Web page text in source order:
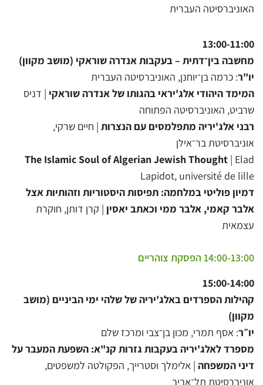
האוניברסיטה העברית
13:00-11:00
מחשבה בין־דתית – בעקבות אנדרה שוראקי (מושב מקוון)
יו"ר: כרמה בן־יוחנן, האוניברסיטה העברית
המימד היהודי אלג'יראי בהגותו של אנדרה שוראקי | דניס
שרביט, האוניברסיטה הפתוחה
רבני אלג'יריה מתפלמסים עם הנצרות | חיים שרקי,
אוניברסיטת בר־אילן
The Islamic Soul of Algerian Jewish Thought | Elad
Lapidot, université de lille
דמיון פוליטי במלחמה: תפיסות היסטוריות וזהותיות אצל
אלבר קאמי, אלבר ממי וכאתב יאסין | קרן דותן, חוקרת
עצמאית
14:00-13:00 הפסקת צוהריים
15:00-14:00
קהילות הספרדים באלג'יריה של שלהי ימי הביניים (מושב
מקוון)
יו״ר: אסף תמרי, מכון בן־צבי ומרכז שלם
מספרד לאלג'יריה בעקבות גזרות קנ"א: השפעת המעבר על
דיני המשפחה | אלימלך וסטרייך, הפקולטה למשפטים,
אוניברסיטת תל־אביב